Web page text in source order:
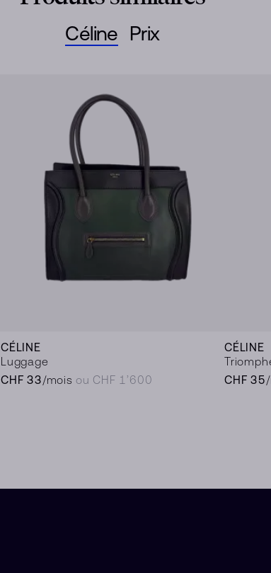
Céline
CÉLINE
Luggage
CHF 33/mois ou CHF 1’600
CÉLINE
CHF 35
Prix